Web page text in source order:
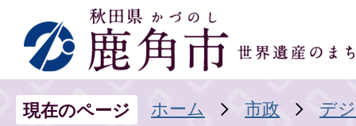
現在のページ ホーム 市政 デ